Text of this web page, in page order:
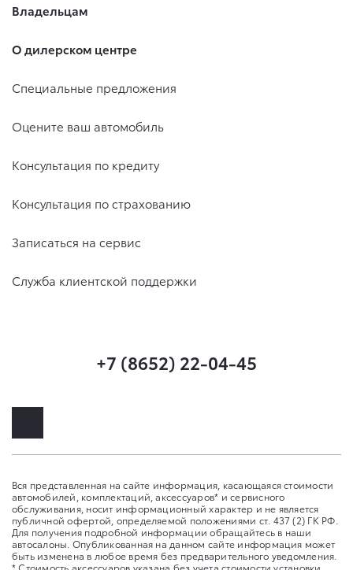
Владельцам
О дилерском центре
Специальные предложения
Оцените ваш автомобиль
Консультация по кредиту
Консультация по страхованию
Записаться на сервис
Служба клиентской поддержки
+7 (8652) 22-04-45
Вся представленная на сайте информация, касающаяся стоимости
автомобилей, комплектаций, аксессуаров* и сервисного
обслуживания, носит информационный характер и не является
публичной офертой, определяемой положениями ст. 437 (2) ГК РФ.
Для получения подробной информации обращайтесь в наши
автосалоны. Опубликованная на данном сайте информация может
быть изменена в любое время без предварительного уведомления.
* Стоимость аксессуаров указана без учета стоимости установки.